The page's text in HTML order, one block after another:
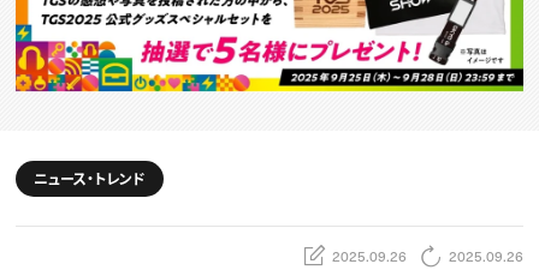
CREATIVE JOB求人検索
特集求人
採用説明会
転職支援サービス
CONTENTS
スキルアップしたい！ トップ
デザイン
動画配信・映像制作
TOP Creator’s コラム
ニュース・トレンド
2025.09.26 2025.09.26